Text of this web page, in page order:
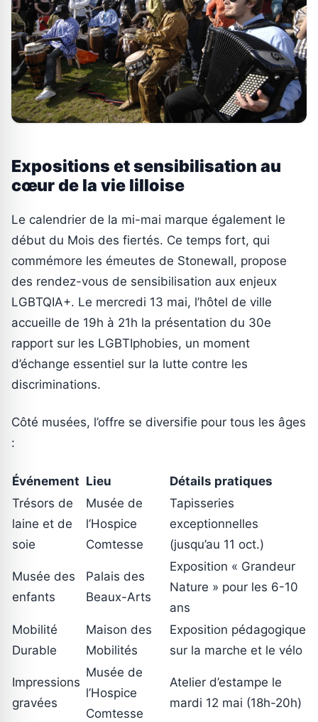
Expositions et sensibilisation au
cœur de la vie lilloise
Le calendrier de la mi-mai marque également le
début du Mois des fiertés. Ce temps fort, qui
commémore les émeutes de Stonewall, propose
des rendez-vous de sensibilisation aux enjeux
LGBTQIA+. Le mercredi 13 mai, l’hôtel de ville
accueille de 19h à 21h la présentation du 30e
rapport sur les LGBTIphobies, un moment
d’échange essentiel sur la lutte contre les
discriminations.
Côté musées, l’offre se diversifie pour tous les âges
:
Événement Lieu
Détails pratiques
Trésors de
laine et de
soie
Musée de
l’Hospice
Comtesse
Tapisseries
exceptionnelles
(jusqu’au 11 oct.)
Musée des
enfants
Palais des
Beaux-Arts
Exposition « Grandeur
Nature » pour les 6-10
ans
Mobilité
Durable
Maison des
Mobilités
Exposition pédagogique
sur la marche et le vélo
Impressions
gravées
Musée de
l’Hospice
Comtesse
Atelier d’estampe le
mardi 12 mai (18h-20h)